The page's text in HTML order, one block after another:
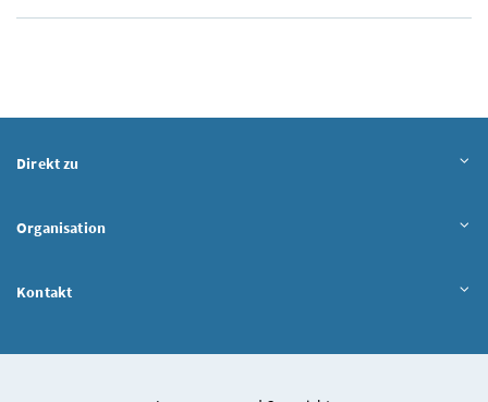
Direkt zu
Organisation
Kontakt